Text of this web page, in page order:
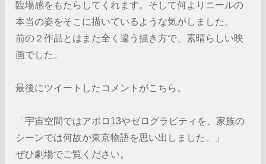
臨場感をもたらしてくれます。そして何よりニールの
本当の姿をそこに描いているような気がしました。
前の２作品とはまた全く違う描き方で、素晴らしい映
画でした。
最後にツイートしたコメントがこちら。
「宇宙空間ではアポロ13やゼログラビティを、家族の
シーンでは何故か東京物語を思い出しました。」
ぜひ劇場でご覧ください。